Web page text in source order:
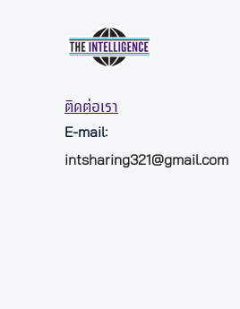
ติดต่อเรา
E-mail:
intsharing321@gmail.com